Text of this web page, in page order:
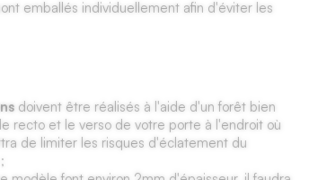
emballés individuellement afin d'éviter les
doivent être réalisés à l'aide d'un forêt bien
recto et le verso de votre porte à l'endroit où
de limiter les risques d'éclatement du